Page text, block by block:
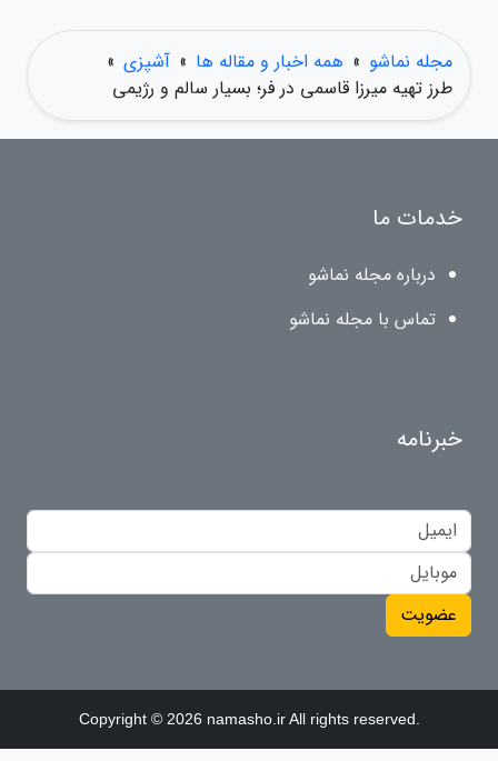
مجله نماشو » همه اخبار و مقاله ها » آشپزی »
طرز تهیه میرزا قاسمی در فر؛ بسیار سالم و رژیمی
خدمات ما
درباره مجله نماشو
تماس با مجله نماشو
خبرنامه
عضویت
Copyright © 2026 namasho.ir All rights reserved.